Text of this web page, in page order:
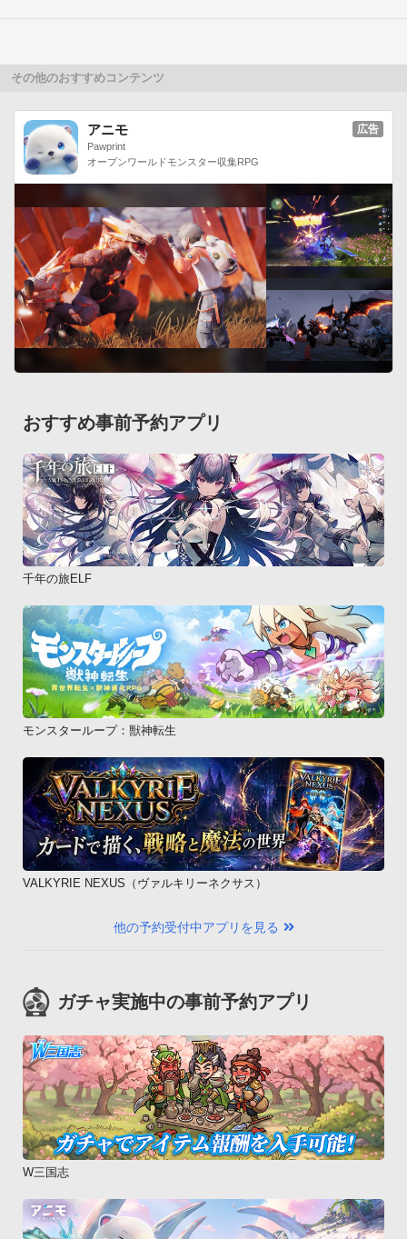
その他のおすすめコンテンツ
アニモ
Pawprint
オープンワールドモンスター収集RPG
広告
おすすめ事前予約アプリ
千年の旅ELF
モンスターループ：獣神転生
VALKYRIE NEXUS（ヴァルキリーネクサス）
他の予約受付中アプリを見る
ガチャ実施中の事前予約アプリ
W三国志